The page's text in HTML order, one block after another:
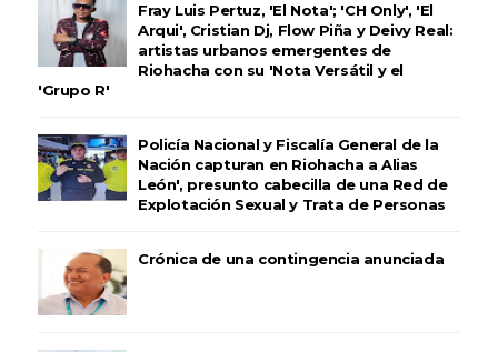
Fray Luis Pertuz, 'El Nota'; 'CH Only', 'El
Arqui', Cristian Dj, Flow Piña y Deivy Real:
artistas urbanos emergentes de
Riohacha con su 'Nota Versátil y el
'Grupo R'
Policía Nacional y Fiscalía General de la
Nación capturan en Riohacha a Alias
León', presunto cabecilla de una Red de
Explotación Sexual y Trata de Personas
Crónica de una contingencia anunciada